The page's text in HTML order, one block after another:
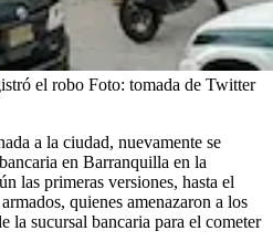
el robo Foto: tomada de Twitter
a la ciudad, nuevamente se
en Barranquilla en la
las primeras versiones, hasta el
quienes amenazaron a los
la sucursal bancaria para el cometer